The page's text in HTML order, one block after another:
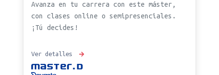
Avanza en tu carrera con este máster,
con clases online o semipresenciales.
¡Tú decides!
Ver detalles